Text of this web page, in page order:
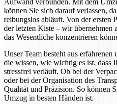
Aufwand verbunden. Mit dem
können Sie sich darauf verlassen,
reibungslos abläuft. Von der ersten
der letzten Kiste – wir übernehmen
das Wesentliche konzentrieren
Unser Team besteht aus
die wissen, wie wichtig es ist, dass
stressfrei verläuft. Ob bei der
oder bei der Organisation des
Qualität und Präzision. So können
Umzug in besten Händen ist.